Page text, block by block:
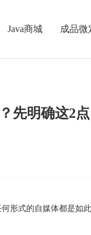
Java商城 成品微
先明确这2点
形式的自媒体都是如此